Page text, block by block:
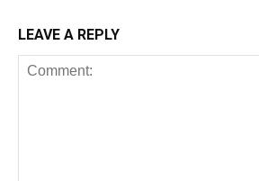
LEAVE A REPLY